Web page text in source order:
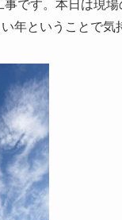
事です。本日は現
年ということで気